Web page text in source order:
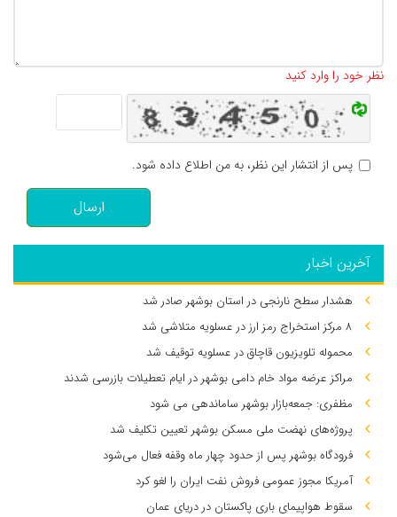
نظر خود را وارد کنید
پس از انتشار این نظر، به من اطلاع داده شود.
ارسال
آخرین اخبار
هشدار سطح نارنجی در استان بوشهر صادر شد
۸ مرکز استخراج رمز ارز در عسلویه متلاشی شد
محموله تلویزیون قاچاق در عسلویه توقیف شد
مراکز عرضه مواد خام دامی بوشهر در ایام تعطیلات بازرسی شدند
مظفری: جمعه‌بازار بوشهر ساماندهی می‌ شود
پروژه‌های نهضت ملی مسکن بوشهر تعیین تکلیف شد
فرودگاه بوشهر پس از حدود چهار ماه وقفه فعال می‌شود
آمریکا مجوز عمومی فروش نفت ایران را لغو کرد
سقوط هواپیمای باری پاکستان در دریای عمان